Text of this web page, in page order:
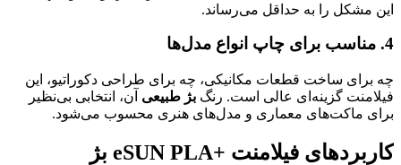
این مشکل را به حداقل می‌رساند.
4. مناسب برای چاپ انواع مدل‌ها
چه برای ساخت قطعات مکانیکی، چه برای طراحی دکوراتیو، این
فیلامنت گزینه‌ای عالی است. رنگ بژ طبیعی آن، انتخابی بی‌نظیر
برای ماکت‌های معماری و مدل‌های هنری محسوب می‌شود.
کاربردهای فیلامنت +eSUN PLA بژ